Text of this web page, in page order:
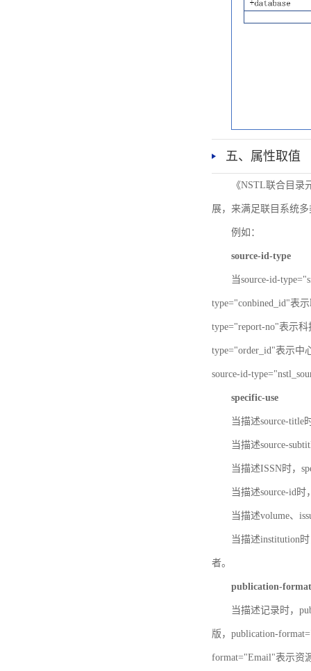
五、属性取值
《NSTL联合目
展，来满足联目系统
例如：
source-id-type
当source-id-
type="conbined_id"表
type="report-no"表示
type="order_id"表示中
source-id-
specific-use
当描述source-title
当描述source-
当描述ISSN时，
当描述source-id
当描述volume、
当描述institution
者。
publication-format
当描述记录时，
版，publication-
format="Email"表示资